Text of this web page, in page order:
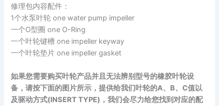
修理包内容配件：
1个水泵叶轮 one water pump impeller
一个O型圈 one O-Ring
一个叶轮键槽 one impeller keyway
一个叶轮垫片 one impeller gasket
如果您需要购买叶轮产品并且无法辨别型号的橡胶叶轮设
备，请按下面的图片所示，提供给我们叶轮的A、B、C值以
及驱动方式(INSERT TYPE)，我们会尽力给您找到对应的配